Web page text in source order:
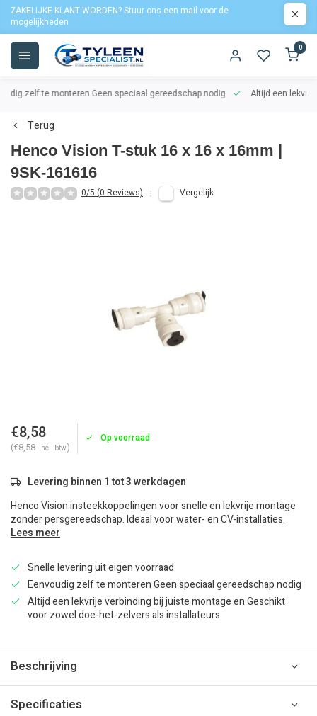
ZAKELIJKE KLANT WORDEN? Stuur ons een mail voor de
mogelijkheden
0
zelf te monteren Geen speciaal gereedschap nodig Altijd een
Terug
Henco Vision T-stuk 16 x 16 x 16mm |
9SK-161616
0/5 (0 Reviews) Vergelijk
€8,58
(€8,58 Incl. btw)
Op voorraad
Levering binnen 1 tot 3 werkdagen
Henco Vision insteekkoppelingen voor snelle en lekvrije montage
zonder persgereedschap. Ideaal voor water- en CV-installaties.
Lees meer
Snelle levering uit eigen voorraad
Eenvoudig zelf te monteren Geen speciaal gereedschap nodig
Altijd een lekvrije verbinding bij juiste montage en Geschikt
voor zowel doe-het-zelvers als installateurs
Beschrijving
Specificaties